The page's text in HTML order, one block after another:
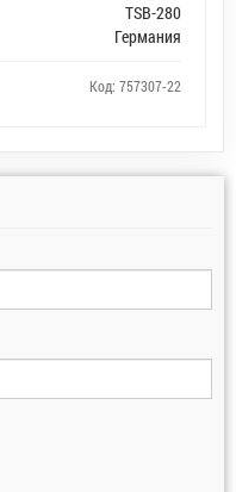
TSB-280
Германия
Код: 757307-22